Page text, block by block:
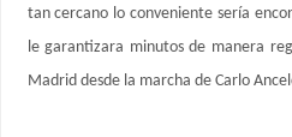
tan cercano lo conveniente sería
le garantizara minutos de manera
Madrid desde la marcha de Carlo